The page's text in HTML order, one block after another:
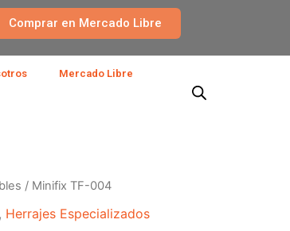
Comprar en Mercado Libre
Mercado Libre
/ Minifix TF-004
, Herrajes Especializados